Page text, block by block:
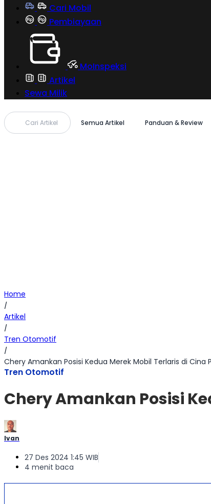
Cari Mobil
Pembiayaan
MoInspeksi
Artikel
Sewa Milik
Cari Artikel Semua Artikel Panduan & Review
Home
/
Artikel
/
Tren Otomotif
/
Chery Amankan Posisi Kedua Merek Mobil Terlaris di Cina
Tren Otomotif
Chery Amankan Posisi
Ivan
27 Des 2024 1:45 WIB
4 menit baca